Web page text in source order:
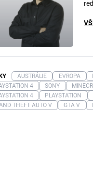
AUSTRÁLIE EVROPA
4
SONY
4
PLAYSTATION
THEFT AUTO V
GTA V